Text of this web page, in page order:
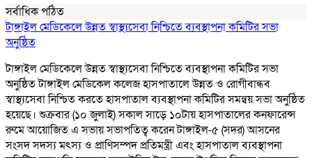
সর্বাধিক পঠিত
টাঙ্গাইল মেডিকেলে উন্নত স্বাস্থ্যসেবা নিশ্চিতে ব্যবস্থাপনা কমিটির সভা
অনুষ্ঠিত
টাঙ্গাইল মেডিকেলে উন্নত স্বাস্থ্যসেবা নিশ্চিতে ব্যবস্থাপনা কমিটির সভা
অনুষ্ঠিত টাঙ্গাইল মেডিকেল কলেজ হাসপাতালে উন্নত ও রোগীবান্ধব
স্বাস্থ্যসেবা নিশ্চিত করতে হাসপাতাল ব্যবস্থাপনা কমিটির সমন্বয় সভা অনুষ্ঠিত
হয়েছে। শুক্রবার (১০ জুলাই) সকাল সাড়ে ১০টায় হাসপাতালের কনফারেন্স
রুমে আয়োজিত এ সভায় সভাপতিত্ব করেন টাঙ্গাইল-৫ (সদর) আসনের
সংসদ সদস্য মৎস্য ও প্রাণিসম্পদ প্রতিমন্ত্রী এবং হাসপাতাল ব্যবস্থাপনা